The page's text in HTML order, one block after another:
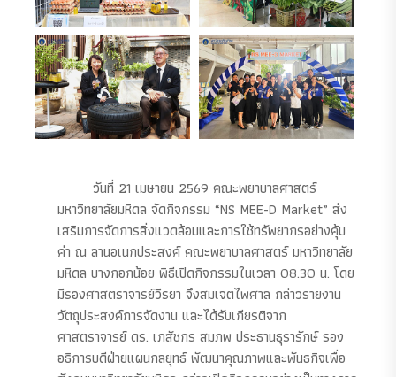
วันที่ 21 เมษายน 2569 คณะพยาบาลศาสตร์
มหาวิทยาลัยมหิดล จัดกิจกรรม “NS MEE-D Market” ส่ง
เสริมการจัดการสิ่งแวดล้อมและการใช้ทรัพยากรอย่างคุ้ม
ค่า ณ ลานอเนกประสงค์ คณะพยาบาลศาสตร์ มหาวิทยาลัย
มหิดล บางกอกน้อย พิธีเปิดกิจกรรมในเวลา 08.30 น. โดย
มีรองศาสตราจารย์วีรยา จึงสมเจตไพศาล กล่าวรายงาน
วัตถุประสงค์การจัดงาน และได้รับเกียรติจาก
ศาสตราจารย์ ดร. เภสัชกร สมภพ ประธานธุรารักษ์ รอง
อธิการบดีฝ่ายแผนกลยุทธ์ พัฒนาคุณภาพและพันธกิจเพื่อ